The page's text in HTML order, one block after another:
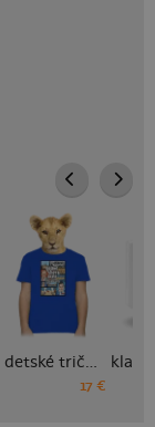
detské tričko
17 €